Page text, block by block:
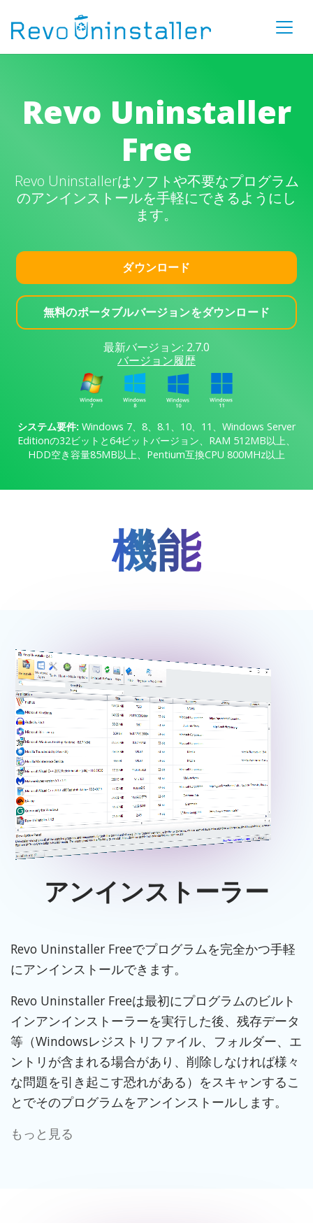
Revo Uninstaller
Free
Revo Uninstallerはソフトや不要なプログラム
のアンインストールを手軽にできるようにし
ます。
ダウンロード
無料のポータブルバージョンをダウンロード
最新バージョン: 2.7.0
バージョン履歴
システム要件: Windows 7、8、8.1、10、11、Windows Server
Editionの32ビットと64ビットバージョン、RAM 512MB以上、
HDD空き容量85MB以上、Pentium互換CPU 800MHz以上
機能
アンインストーラー
Revo Uninstaller Freeでプログラムを完全かつ手軽
にアンインストールできます。
Revo Uninstaller Freeは最初にプログラムのビルト
インアンインストーラーを実行した後、残存データ
等（Windowsレジストリファイル、フォルダー、エ
ントリが含まれる場合があり、削除しなければ様々
な問題を引き起こす恐れがある）をスキャンするこ
とでそのプログラムをアンインストールします。
もっと見る